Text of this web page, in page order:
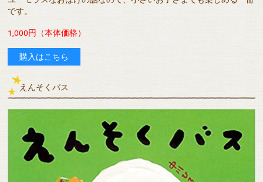
です。
1,000円（本体価格）
購入はこちら
えんそくバス